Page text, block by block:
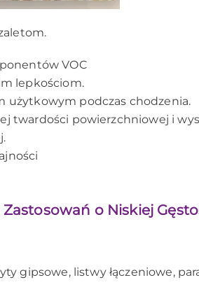
VOC
lepkościom.
użytkowym podczas chodzenia.
twardości powierzchniowej i
o Niskiej
gipsowe, listwy łączeniowe,